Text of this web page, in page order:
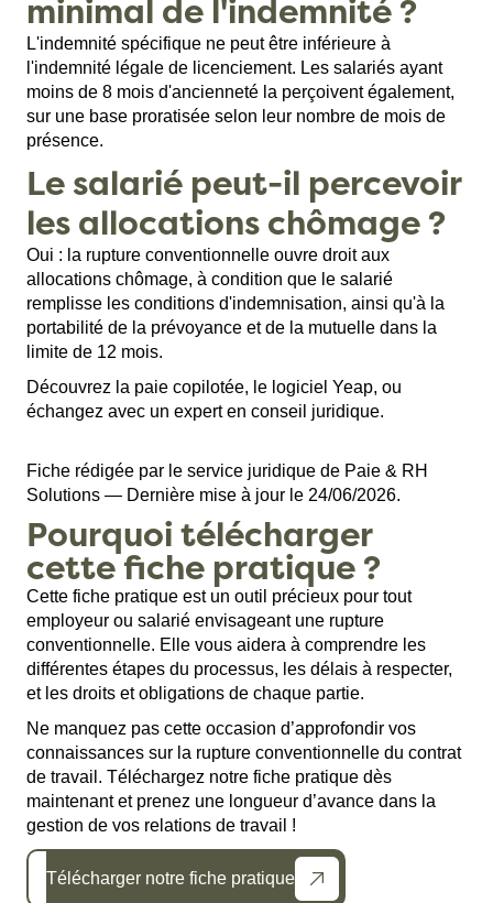
minimal de l'indemnité ?
L'indemnité spécifique ne peut être inférieure à
l'indemnité légale de licenciement. Les salariés ayant
moins de 8 mois d'ancienneté la perçoivent également,
sur une base proratisée selon leur nombre de mois de
présence.
Le salarié peut-il percevoir
les allocations chômage ?
Oui : la rupture conventionnelle ouvre droit aux
allocations chômage, à condition que le salarié
remplisse les conditions d'indemnisation, ainsi qu'à la
portabilité de la prévoyance et de la mutuelle dans la
limite de 12 mois.
Découvrez la paie copilotée, le logiciel Yeap, ou
échangez avec un expert en conseil juridique.
Fiche rédigée par le service juridique de Paie & RH
Solutions — Dernière mise à jour le 24/06/2026.
Pourquoi télécharger
cette fiche pratique ?
Cette fiche pratique est un outil précieux pour tout
employeur ou salarié envisageant une rupture
conventionnelle. Elle vous aidera à comprendre les
différentes étapes du processus, les délais à respecter,
et les droits et obligations de chaque partie.
Ne manquez pas cette occasion d’approfondir vos
connaissances sur la rupture conventionnelle du contrat
de travail. Téléchargez notre fiche pratique dès
maintenant et prenez une longueur d’avance dans la
gestion de vos relations de travail !
Télécharger notre fiche pratique